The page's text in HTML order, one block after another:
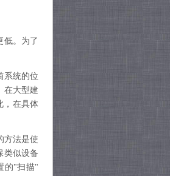
低。为了
系统的位
在大型建
，在具体
方法是使
类似设备
的"扫描"